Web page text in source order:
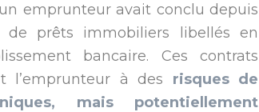
emprunteur avait conclu depuis
de prêts immobiliers libellés en
bancaire. Ces contrats
l’emprunteur à des risques de
mais potentiellement